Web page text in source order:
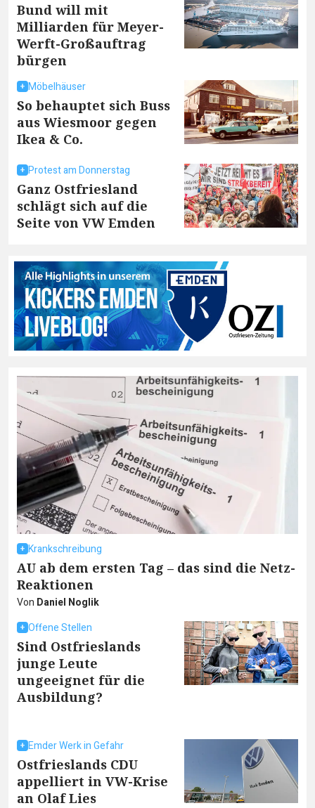
Bund will mit
Milliarden für Meyer-
Werft-Großauftrag
bürgen
Möbelhäuser
So behauptet sich Buss
aus Wiesmoor gegen
Ikea & Co.
Protest am Donnerstag
Ganz Ostfriesland
schlägt sich auf die
Seite von VW Emden
Krankschreibung
AU ab dem ersten Tag – das sind die Netz-
Reaktionen
Von Daniel Noglik
Offene Stellen
Sind Ostfrieslands
junge Leute
ungeeignet für die
Ausbildung?
Emder Werk in Gefahr
Ostfrieslands CDU
appelliert in VW-Krise
an Olaf Lies